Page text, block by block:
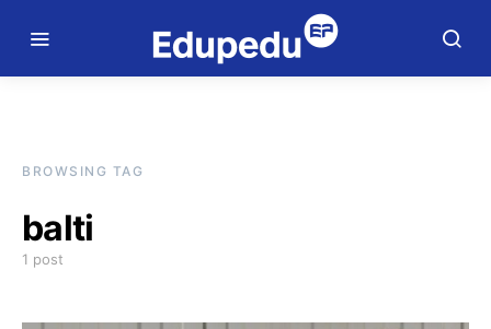
BROWSING TAG
balti
1 post